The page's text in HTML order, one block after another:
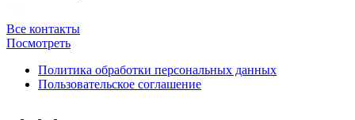
Все контакты
Посмотреть
Политика обработки персональных данных
Пользовательское соглашение